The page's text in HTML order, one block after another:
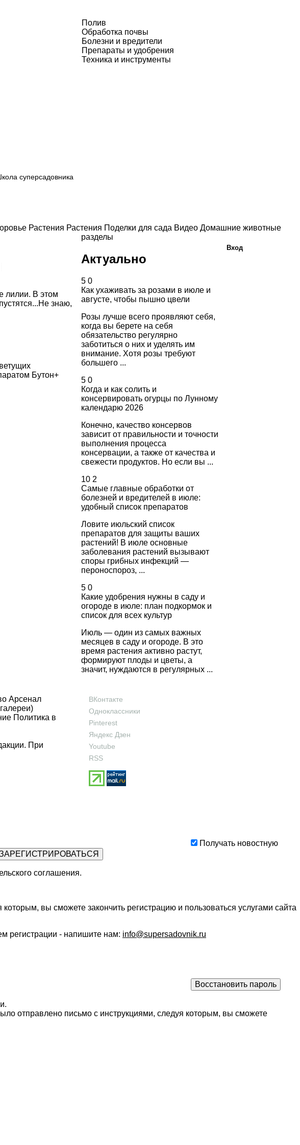
Полив
Обработка почвы
Болезни и вредители
Препараты и удобрения
Техника и инструменты
суперсадовника
Растения Растения Поделки для сада Видео Домашние животные
лилии. В этом
знаю,
Бутон+
разделы
Актуально
5 0
Как ухаживать за розами в июле и
августе, чтобы пышно цвели
Розы лучше всего проявляют себя,
когда вы берете на себя
обязательство регулярно
заботиться о них и уделять им
внимание. Хотя розы требуют
большего ...
5 0
Когда и как солить и
консервировать огурцы по Лунному
календарю 2026
Конечно, качество консервов
зависит от правильности и точности
выполнения процесса
консервации, а также от качества и
свежести продуктов. Но если вы ...
10 2
Самые главные обработки от
болезней и вредителей в июле:
удобный список препаратов
Ловите июльский список
препаратов для защиты ваших
растений! В июле основные
заболевания растений вызывают
споры грибных инфекций —
пероноспороз, ...
5 0
Какие удобрения нужны в саду и
огороде в июле: план подкормок и
список для всех культур
Июль — один из самых важных
месяцев в саду и огороде. В это
время растения активно растут,
формируют плоды и цветы, а
значит, нуждаются в регулярных ...
Арсенал
Политика в
При
ВКонтакте
Одноклассники
Pinterest
Яндекс Дзен
Youtube
RSS
Вход
Получать новостную
соглашения.
вы сможете закончить регистрацию и пользоваться услугами сайта
регистрации - напишите нам: info@supersadovnik.ru
отправлено письмо с инструкциями, следуя которым, вы сможете